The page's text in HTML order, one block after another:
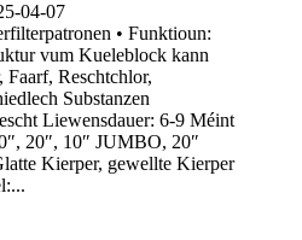
04-07
• Funktioun:
vum Kueleblock kann
Faarf, Reschtchlor,
Substanzen
Liewensdauer: 6-9 Méint
20″, 10″ JUMBO, 20″
Kierper, gewellte Kierper